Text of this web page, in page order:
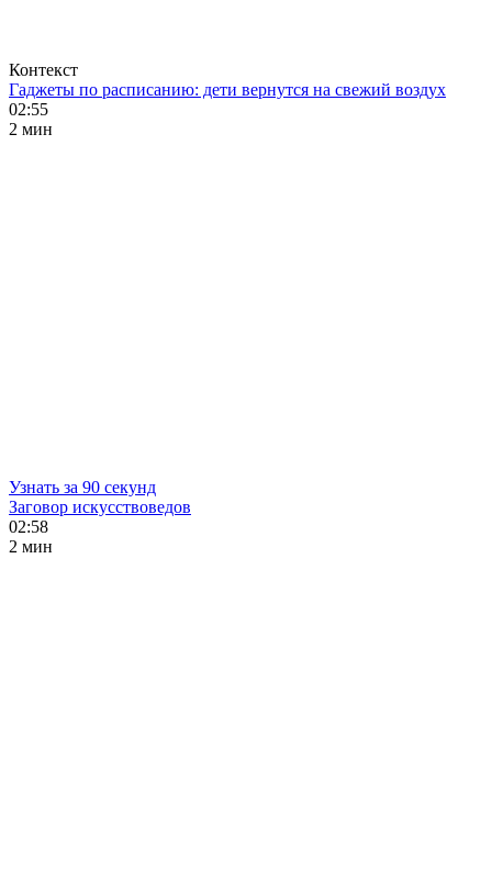
Контекст
Гаджеты по расписанию: дети вернутся на свежий воздух
02:55
2 мин
Узнать за 90 секунд
Заговор искусствоведов
02:58
2 мин